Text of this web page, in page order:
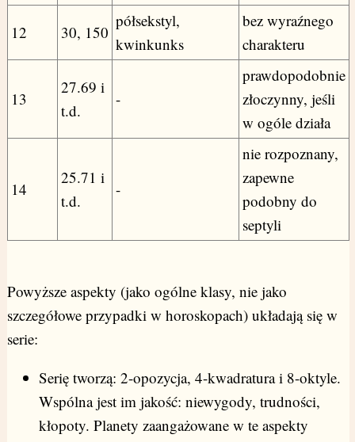
12 30, 150
półsekstyl,
kwinkunks
bez wyraźnego
charakteru
13
27.69 i
t.d.
-
prawdopodobnie
złoczynny, jeśli
w ogóle działa
14
25.71 i
t.d.
-
nie rozpoznany,
zapewne
podobny do
septyli
Powyższe aspekty (jako ogólne klasy, nie jako
szczegółowe przypadki w horoskopach) układają się w
serie:
Serię tworzą: 2-opozycja, 4-kwadratura i 8-oktyle.
Wspólna jest im jakość: niewygody, trudności,
kłopoty. Planety zaangażowane w te aspekty